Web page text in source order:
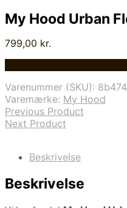
My Hood Urban
799,00 kr.
Varenummer (SKU):
Varemærke: My Hood
Previous Product
Next Product
Beskrivelse
Beskrivelse